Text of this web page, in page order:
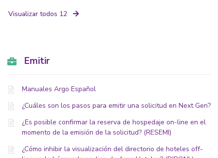
Visualizar todos 12
Emitir
Manuales Argo Español
¿Cuáles son los pasos para emitir una solicitud en Next Gen?
¿Es posible confirmar la reserva de hospedaje on-line en el
momento de la emisión de la solicitud? (RESEMI)
¿Cómo inhibir la visualización del directorio de hoteles off-